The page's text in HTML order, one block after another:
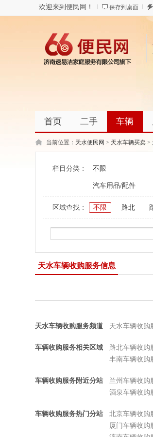
欢迎来到便民网！ 保存到桌面
首页 二手 车辆
当前位置： 天水便民网 > 天水车辆买卖 >
栏目分类： 不限
汽车用品/配件
区域查找： 不限 路北
天水车辆收购服务信息
天水车辆收购服务频道 天水车辆收购
车辆收购服务相关区域 路北车辆收购
丰南车辆收购
车辆收购服务附近分站 兰州车辆收购
酒泉车辆收购
车辆收购服务热门分站 北京车辆收购
厦门车辆收购